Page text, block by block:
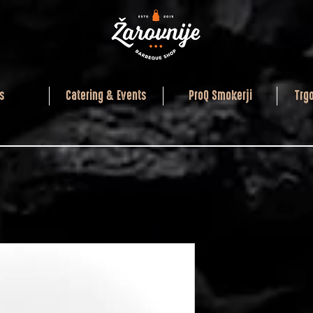
Catering & Events ProQ Smokerji